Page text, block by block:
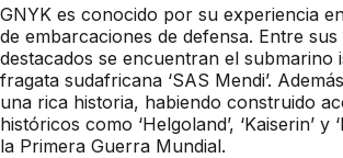
GNYK es conocido por su experiencia
de embarcaciones de defensa. Entre
destacados se encuentran el submarino
fragata sudafricana ‘SAS Mendi’.
una rica historia, habiendo construido
históricos como ‘Helgoland’, ‘Kaiserin’ y
la Primera Guerra Mundial.